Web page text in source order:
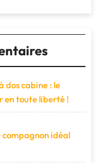
dos cabine : le
en toute liberté !
compagnon idéal